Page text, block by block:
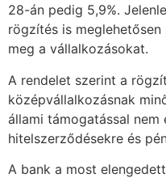
28-án pedig 5,9%.
rögzítés is
meg a vállalkozásokat.
A rendelet szerint a
középvállalkozásnak
állami támogatással
hitelszerződésekre és
A bank a most